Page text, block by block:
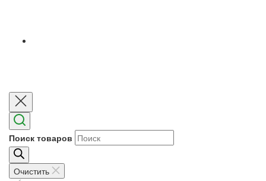
Поиск товаров
Очистить